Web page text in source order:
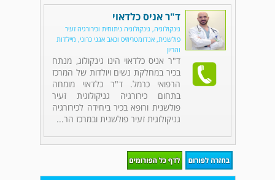
ד"ר אניס כלדאוי
גינקולוגיה, גינקולוגיה ניתוחית וכירורגיה זעיר
פולשנית, אנדומטריוזיס וכאב אגני כרוני, מיילדות
והריון
ד"ר אניס כלדאוי הינו גינקולוג, מנתח
בכיר במחלקת נשים ויולדות של המרכז
הרפואי כרמל. ד"ר כלדאוי מומחה
בתחום כירורגיה גניקולוגית זעיר
פולשנית ורופא בכיר ביחידה לכירורגיה
גניקולוגית זעיר פולשנית ובמרכז הר...